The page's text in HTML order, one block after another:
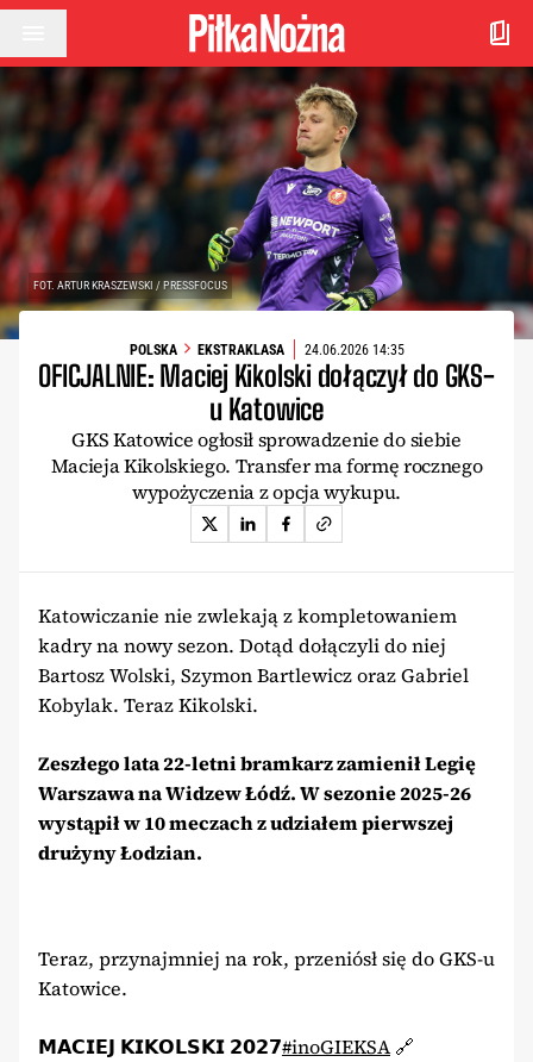
Przejdź do treści
FOT. ARTUR KRASZEWSKI / PRESSFOCUS
POLSKA EKSTRAKLASA 24.06.2026 14:35
OFICJALNIE: Maciej Kikolski dołączył do GKS-
u Katowice
GKS Katowice ogłosił sprowadzenie do siebie
Macieja Kikolskiego. Transfer ma formę rocznego
wypożyczenia z opcja wykupu.
Katowiczanie nie zwlekają z kompletowaniem
kadry na nowy sezon. Dotąd dołączyli do niej
Bartosz Wolski, Szymon Bartlewicz oraz Gabriel
Kobylak. Teraz Kikolski.
Zeszłego lata 22-letni bramkarz zamienił Legię
Warszawa na Widzew Łódź. W sezonie 2025-26
wystąpił w 10 meczach z udziałem pierwszej
drużyny Łodzian.
Teraz, przynajmniej na rok, przeniósł się do GKS-u
Katowice.
𝗠𝗔𝗖𝗜𝗘𝗝 𝗞𝗜𝗞𝗢𝗟𝗦𝗞𝗜 𝟮𝟬𝟮𝟳#inoGIEKSA🔗